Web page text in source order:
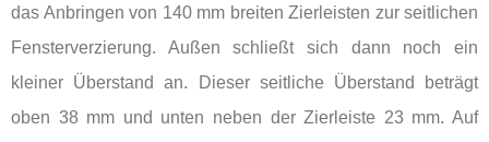
das Anbringen von 140 mm breiten Zierleisten zur seitlichen
Fensterverzierung. Außen schließt sich dann noch ein
kleiner Überstand an. Dieser seitliche Überstand beträgt
oben 38 mm und unten neben der Zierleiste 23 mm. Auf